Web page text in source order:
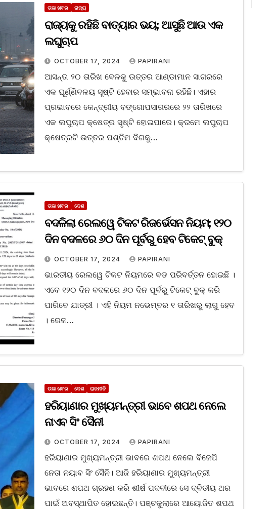
ତାଜା ଖବର ରାଜ୍ୟ
ରାଜ୍ୟକୁ ରହିଛି ବାତ୍ୟାର ଭୟ; ଆସୁଛି ଆଉ ଏକ
ଲଘୁଚାପ
OCTOBER 17, 2024 PAPIRANI
ଆସନ୍ତା ୨୦ ତାରିଖ ବେଳକୁ ଉତ୍ତର ଆଣ୍ଡାମାନ ସାଗରରେ
ଏକ ଘୂର୍ଣ୍ଣିବଳୟ ସୃଷ୍ଟି ହେବାର ସମ୍ଭାବନା ରହିଛି। ଏହାର
ପ୍ରଭାବରେ କେନ୍ଦ୍ରୀୟ ବଙ୍ଗୋପସାଗରରେ ୨୨ ତାରିଖରେ
ଏକ ଲଘୁଚାପ କ୍ଷେତ୍ର ସୃଷ୍ଟି ହୋଇପାରେ। କ୍ରମେ ଲଘୁଚାପ
କ୍ଷେତ୍ରଟି ଉତ୍ତର ପଶ୍ଚିମ ଦିଗକୁ…
ତାଜା ଖବର ଦେଶ
ବଦଳିଲା ରେଲୱେ ଟିକଟ ରିଜର୍ଭେସନ ନିୟମ; ୧୨୦
ଦିନ ବଦଳରେ ୬୦ ଦିନ ପୂର୍ବରୁ ହେବ ଟିକେଟ୍ ବୁକ୍
OCTOBER 17, 2024 PAPIRANI
ଭାରତୀୟ ରେଲୱେ ଟିକଟ ନିୟମରେ ବଡ ପରିବର୍ତ୍ତନ ହୋଇଛି ।
ଏବେ ୧୨୦ ଦିନ ବଦଳରେ ୬୦ ଦିନ ପୂର୍ବରୁ ଟିକେଟ୍ ବୁକ୍ କରି
ପାରିବେ ଯାତ୍ରୀ । ଏହି ନିୟମ ନଭେମ୍ବର ୧ ତାରିଖରୁ ଲାଗୁ ହେବ
। ରେଳ…
ତାଜା ଖବର ଦେଶ ରାଜନୀତି
ହରିୟାଣାର ମୁଖ୍ୟମନ୍ତ୍ରୀ ଭାବେ ଶପଥ ନେଲେ
ନାଏବ ସିଂ ସୈନୀ
OCTOBER 17, 2024 PAPIRANI
ହରିୟାଣାର ମୁଖ୍ୟମନ୍ତ୍ରୀ ଭାବରେ ଶପଥ ନେଲେ ବିଜେପି
ନେତା ନୟାବ ସିଂ ସୈନି। ଆଜି ହରିୟାଣାର ମୁଖ୍ୟମନ୍ତ୍ରୀ
ଭାବରେ ଶପଥ ଗ୍ରହଣ କରି ଶୀର୍ଷ ପଦବୀରେ ସେ ଦ୍ବିତୀୟ ଥର
ପାଇଁ ଅବସ୍ଥାପିତ ହୋଇଛନ୍ତି। ପଞ୍ଚକୁଲାରେ ଆୟୋଜିତ ଶପଥ